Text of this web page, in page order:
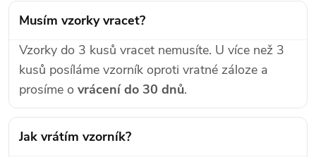
Musím vzorky vracet?
Vzorky do 3 kusů vracet nemusíte. U více než 3
kusů posíláme vzorník oproti vratné záloze a
prosíme o vrácení do 30 dnů.
Jak vrátím vzorník?